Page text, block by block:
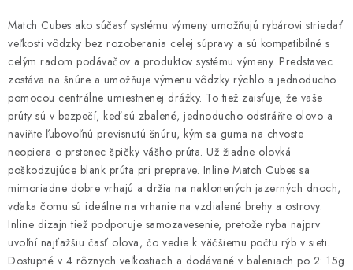
Match Cubes ako súčasť systému výmeny umožňujú rybárovi striedať
veľkosti vôdzky bez rozoberania celej súpravy a sú kompatibilné s
celým radom podávačov a produktov systému výmeny. Predstavec
zostáva na šnúre a umožňuje výmenu vôdzky rýchlo a jednoducho
pomocou centrálne umiestnenej drážky. To tiež zaisťuje, že vaše
prúty sú v bezpečí, keď sú zbalené, jednoducho odstráňte olovo a
naviňte ľubovoľnú previsnutú šnúru, kým sa guma na chvoste
neopiera o prstenec špičky vášho prúta. Už žiadne olovká
poškodzujúce blank prúta pri preprave. Inline Match Cubes sa
mimoriadne dobre vrhajú a držia na naklonených jazerných dnoch,
vďaka čomu sú ideálne na vrhanie na vzdialené brehy a ostrovy.
Inline dizajn tiež podporuje samozavesenie, pretože ryba najprv
uvoľní najťažšiu časť olova, čo vedie k väčšiemu počtu rýb v sieti.
Dostupné v 4 rôznych veľkostiach a dodávané v baleniach po 2: 15g